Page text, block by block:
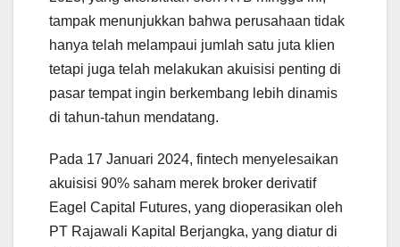
tampak menunjukkan bahwa perusahaan tidak
hanya telah melampaui jumlah satu juta klien
tetapi juga telah melakukan akuisisi penting di
pasar tempat ingin berkembang lebih dinamis
di tahun-tahun mendatang.
Pada 17 Januari 2024, fintech menyelesaikan
akuisisi 90% saham merek broker derivatif
Eagel Capital Futures, yang dioperasikan oleh
PT Rajawali Kapital Berjangka, yang diatur di